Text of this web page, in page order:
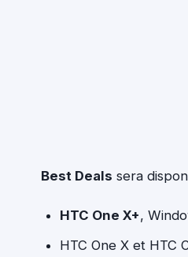
Best Deals sera
HTC One X+,
HTC One X et HTC